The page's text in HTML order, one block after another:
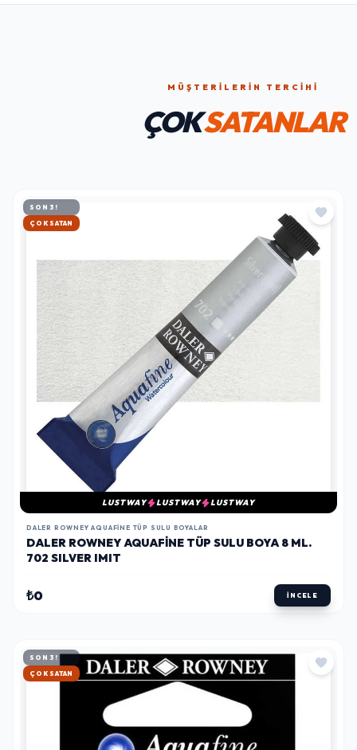
MÜŞTERILERIN TERCIHI
ÇOKSATANLAR
SON 3!
HIZLI KARGO
LUSTWAY LUSTWAY LUSTWAY
DALER ROWNEY AQUAFINE TÜP SULU BOYALAR
DALER ROWNEY AQUAFINE TÜP SULU BOYA 8 ML.
702 SILVER IMIT
₺0 İNCELE
SON 3!
HIZLI KARGO